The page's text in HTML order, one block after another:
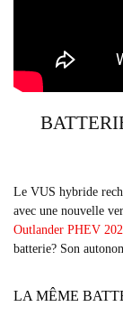
Le VUS hybride
avec une nouvelle
Outlander PHEV
batterie? Son
LA MÊME